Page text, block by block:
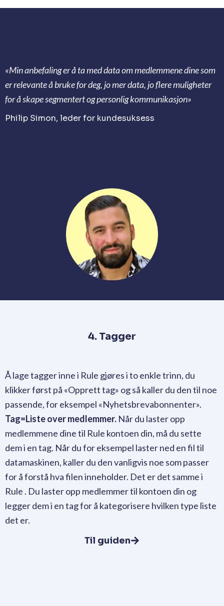
«Min anbefaling er å ta med data om medlemmene dine som
er relevante å bruke for deg, jo mer data, jo flere muligheter
for å skape segmentert og personlig kommunikasjon»
Philip Simon, leder for kundesuksess
4. Tagger
Å lage tagger inne i Rule gjøres i to enkle trinn, du
klikker først på «Opprett tag» og så kaller du den til noe
passende, for eksempel «Nyhetsbrevabonnenter».
Tag=Liste over medlemmer. Når du laster opp
medlemmene dine til Rule kontoen din, må du sette
dem i en tag. Når du for eksempel laster ned en fil til
datamaskinen, kaller du den vanligvis noe som passer
for å forstå hva filen inneholder. Det er det samme i
Rule . Du laster opp medlemmer til kontoen din og
legger dem i en tag for å kategorisere hvilken type liste
det er.
Til guiden